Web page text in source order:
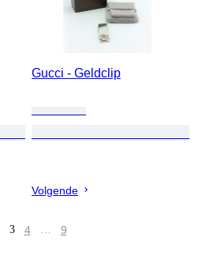
Gucci - Geldclip
Volgende
3 4 … 9